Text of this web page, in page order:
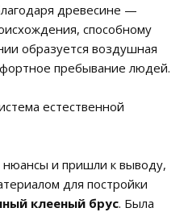
древесине —
способному
образуется воздушная
пребывание людей.
естественной
и пришли к выводу,
для постройки
клееный брус. Была